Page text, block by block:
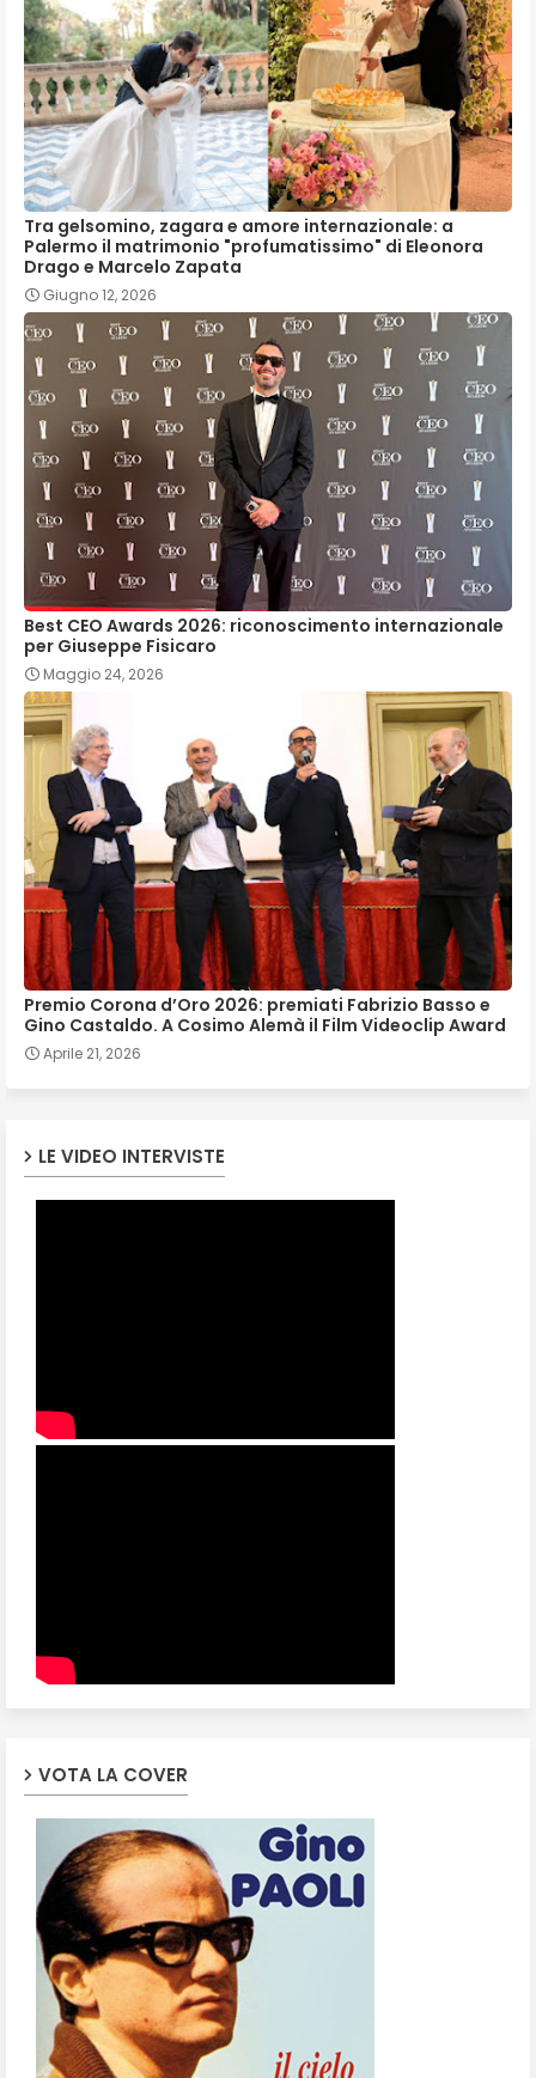
Tra gelsomino, zagara e amore internazionale: a
Palermo il matrimonio "profumatissimo" di Eleonora
Drago e Marcelo Zapata
Giugno 12, 2026
Best CEO Awards 2026: riconoscimento internazionale
per Giuseppe Fisicaro
Maggio 24, 2026
Premio Corona d’Oro 2026: premiati Fabrizio Basso e
Gino Castaldo. A Cosimo Alemà il Film Videoclip Award
Aprile 21, 2026
LE VIDEO INTERVISTE
VOTA LA COVER